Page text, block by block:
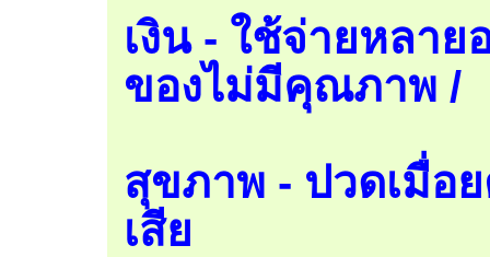
เงิน - ใช้จ่ายหลาย
ของไม่มีคุณภาพ /
สุขภาพ - ปวดเมื่อ
เสีย